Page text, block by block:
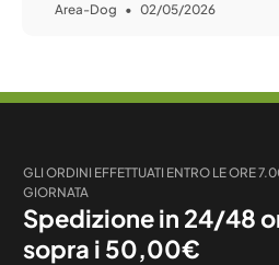
Area-Dog 02/05/2026
GLI ORDINI EFFETTUATI ENTRO LE ORE
GIORNATA
Spedizione in 24/48
sopra i 50,00€